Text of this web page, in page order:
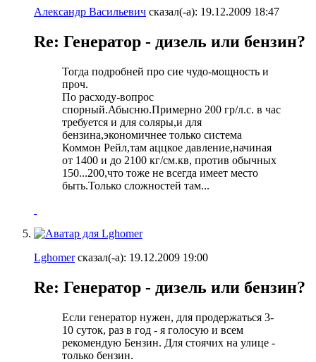
Александр Васильевич сказал(-а): 19.12.2009 18:47
Re: Генератор - дизель или бензин?
Тогда подробней про сие чудо-мощность и
проч.
По расходу-вопрос
спорный.Абысню.Примерно 200 гр/л.с. в час
требуется и для соляры,и для
бензина,экономичнее только система
Коммон Рейл,там аццкое давление,начиная
от 1400 и до 2100 кг/см.кв, против обычных
150...200,что тоже не всегда имеет место
быть.Только сложностей там...
Lghomerсказал(-а): 19.12.2009 19:00
Re: Генератор - дизель или бензин?
Если генератор нужен, для продержаться 3-
10 суток, раз в год - я голосую и всем
рекомендую Бензин. Для стоячих на улице -
только бензин.